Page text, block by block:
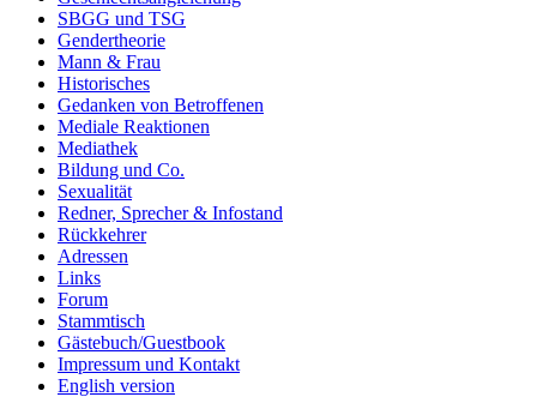
SBGG und TSG
Gendertheorie
Mann & Frau
Historisches
Gedanken von Betroffenen
Mediale Reaktionen
Mediathek
Bildung und Co.
Sexualität
Redner, Sprecher & Infostand
Rückkehrer
Adressen
Links
Forum
Stammtisch
Gästebuch/Guestbook
Impressum und Kontakt
English version